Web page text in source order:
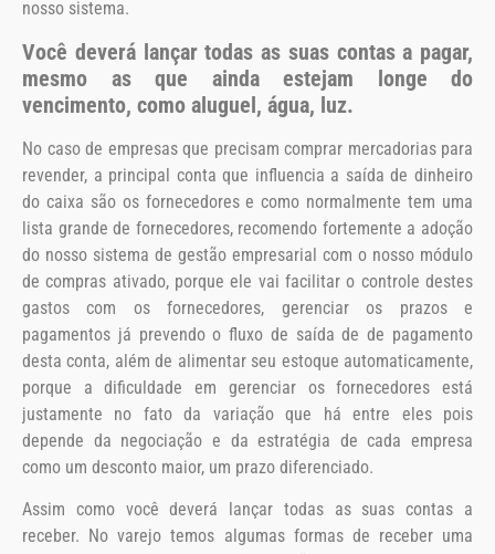
nosso sistema.
Você deverá lançar todas as suas contas a pagar,
mesmo as que ainda estejam longe do
vencimento, como aluguel, água, luz.
No caso de empresas que precisam comprar mercadorias para
revender, a principal conta que influencia a saída de dinheiro
do caixa são os fornecedores e como normalmente tem uma
lista grande de fornecedores, recomendo fortemente a adoção
do nosso sistema de gestão empresarial com o nosso módulo
de compras ativado, porque ele vai facilitar o controle destes
gastos com os fornecedores, gerenciar os prazos e
pagamentos já prevendo o fluxo de saída de de pagamento
desta conta, além de alimentar seu estoque automaticamente,
porque a dificuldade em gerenciar os fornecedores está
justamente no fato da variação que há entre eles pois
depende da negociação e da estratégia de cada empresa
como um desconto maior, um prazo diferenciado.
Assim como você deverá lançar todas as suas contas a
receber. No varejo temos algumas formas de receber uma